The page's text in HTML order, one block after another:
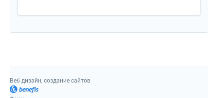
Веб дизайн, создание сайтов